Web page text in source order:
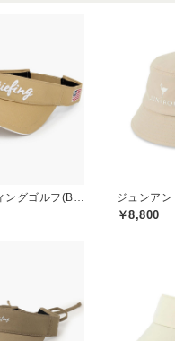
￥8,800